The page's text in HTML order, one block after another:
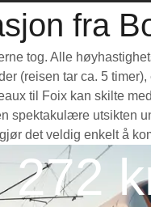
fra
tog. Alle
(reisen tar ca. 5
til Foix kan skilte
spektakulære utsikten
det veldig enkelt å
272